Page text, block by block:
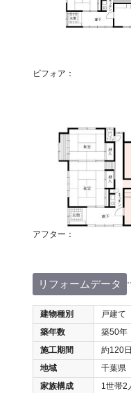
ビフォア：
アフター：
リフォームデータ
建物種別
戸建て
築年数
築50年
施工期間
約120日
地域
千葉県
家族構成
1世帯2